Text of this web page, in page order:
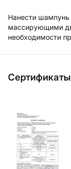
Нанести шампунь
массирующими
необходимости
Сертификаты